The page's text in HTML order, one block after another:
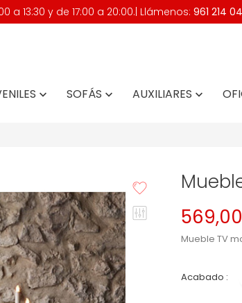
a 13:30 y de 17:00 a 20:00.| Llámenos: 961 214
 SOFÁS  AUXILIARES 
Mueble TV
Acabado :